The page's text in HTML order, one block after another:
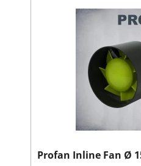
Profan Inline Fan Ø